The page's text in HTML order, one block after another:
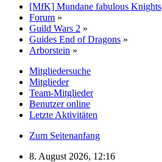
[MfK] Mundane fabulous Knights
Forum »
Guild Wars 2 »
Guides End of Dragons »
Arborstein »
Mitgliedersuche
Mitglieder
Team-Mitglieder
Benutzer online
Letzte Aktivitäten
Zum Seitenanfang
8. August 2026, 12:16